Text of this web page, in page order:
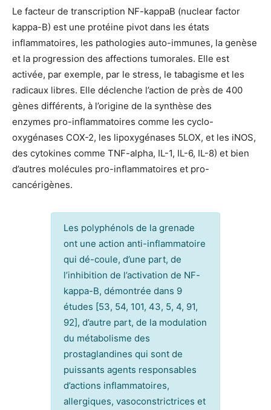
Le facteur de transcription NF-kappaB (nuclear factor
kappa-B) est une protéine pivot dans les états
inflammatoires, les pathologies auto-immunes, la genèse
et la progression des affections tumorales. Elle est
activée, par exemple, par le stress, le tabagisme et les
radicaux libres. Elle déclenche l’action de près de 400
gènes différents, à l’origine de la synthèse des
enzymes pro-inflammatoires comme les cyclo-
oxygénases COX-2, les lipoxygénases 5LOX, et les iNOS,
des cytokines comme TNF-alpha, IL-1, IL-6, IL-8) et bien
d’autres molécules pro-inflammatoires et pro-
cancérigènes.
Les polyphénols de la grenade
ont une action anti-inflammatoire
qui dé-coule, d’une part, de
l’inhibition de l’activation de NF-
kappa-B, démontrée dans 9
études [53, 54, 101, 43, 5, 4, 91,
92], d’autre part, de la modulation
du métabolisme des
prostaglandines qui sont de
puissants agents responsables
d’actions inflammatoires,
allergiques, vasoconstrictrices et